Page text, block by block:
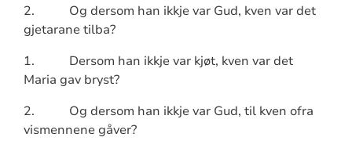
2.
Og dersom han ikkje var Gud, kven var det
gjetarane tilba?
1.
Dersom han ikkje var kjøt, kven var det
Maria gav bryst?
2.
Og dersom han ikkje var Gud, til kven ofra
vismennene gåver?